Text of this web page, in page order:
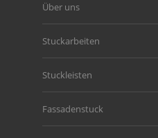
Über uns
Stuckarbeiten
Stuckleisten
Fassadenstuck